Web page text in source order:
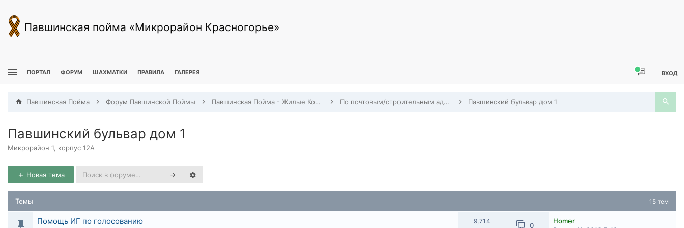
Павшинская пойма «Микрорайон Красногорье»
ПОРТАЛ ФОРУМ ШАХМАТКИ ПРАВИЛА ГАЛЕРЕЯ ВХОД
Павшинская Пойма Форум Павшинской Поймы Павшинская Пойма - Жилые Комплексы, Строительство, Заселение, Дома по адресам По почтовым/строительным адресам Павшинской Поймы Павшинский бульвар дом 1
Павшинский бульвар дом 1
Микрорайон 1, корпус 12А
Новая тема
Темы 15 тем
Помощь ИГ по голосованию
9,714
0
Homer